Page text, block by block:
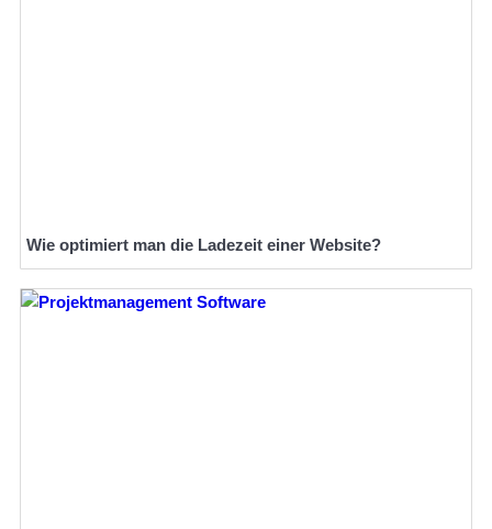
Wie optimiert man die Ladezeit einer Website?